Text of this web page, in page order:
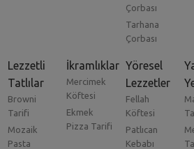
Çorbası
Tarhana
Çorbası
Lezzetli
Tatlılar
Browni
Tarifi
Mozaik
Pasta
İkramlıklar
Mercimek
Köftesi
Ekmek
Pizza Tarifi
Yöresel
Lezzetler
Fellah
Köftesi
Patlıcan
Kebabı